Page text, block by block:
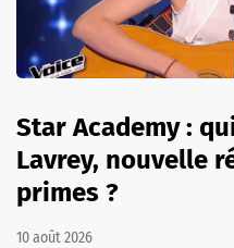
Star Academy :
Lavrey, nouvelle
primes ?
10 août 2026